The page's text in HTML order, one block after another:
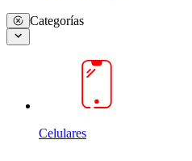
Categorías
Celulares